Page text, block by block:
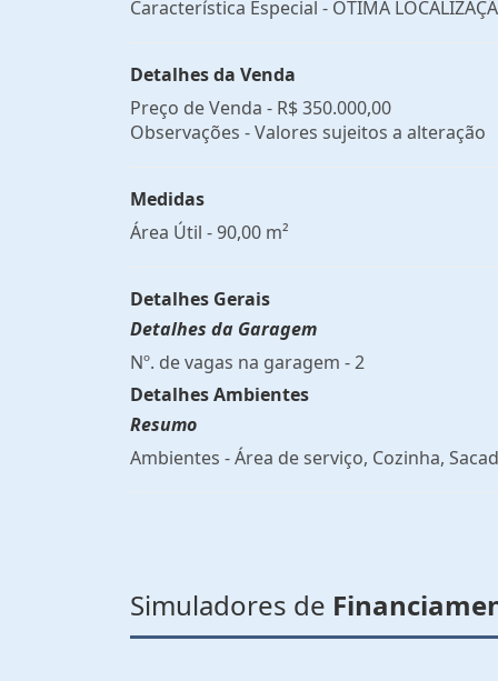
Característica Especial - ÓTIMA
Detalhes da Venda
Preço de Venda - R$ 350.000,00
Observações - Valores sujeitos a alteração
Medidas
Área Útil - 90,00 m²
Detalhes Gerais
Detalhes da Garagem
Nº. de vagas na garagem - 2
Detalhes Ambientes
Resumo
Ambientes - Área de serviço, Cozinha,
Simuladores de